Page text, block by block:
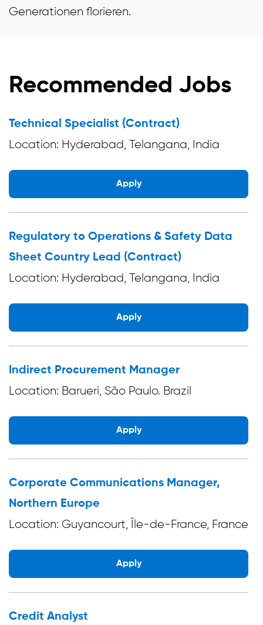
Generationen florieren.
Recommended Jobs
Technical Specialist (Contract)
Location: Hyderabad, Telangana, India
Apply
Regulatory to Operations & Safety Data
Sheet Country Lead (Contract)
Location: Hyderabad, Telangana, India
Apply
Indirect Procurement Manager
Location: Barueri, São Paulo. Brazil
Apply
Corporate Communications Manager,
Northern Europe
Location: Guyancourt, Île-de-France, France
Apply
Credit Analyst